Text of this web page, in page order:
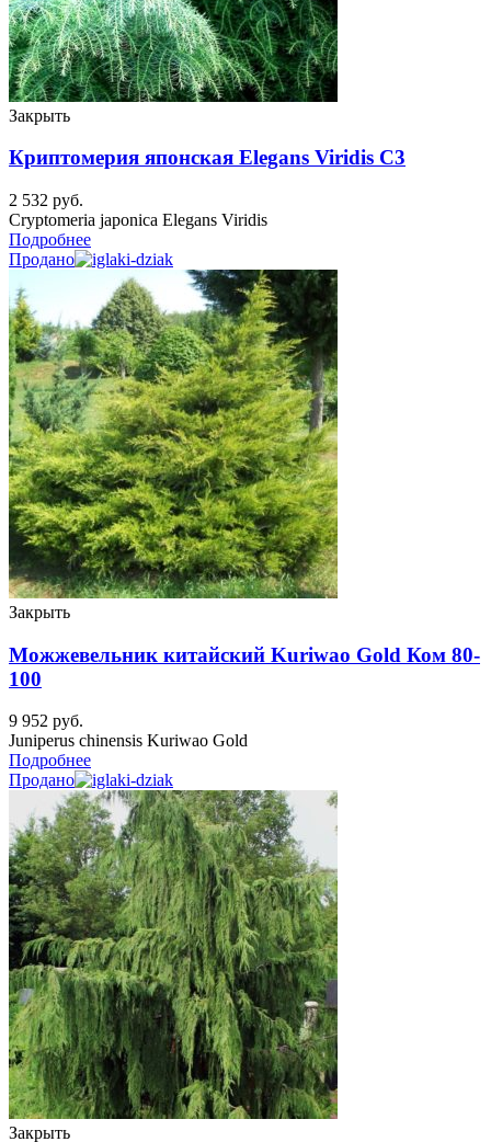
Закрыть
Криптомерия японская Elegans Viridis C3
2 532 руб.
Cryptomeria japonica Elegans Viridis
Подробнее
Продано
Закрыть
Можжевельник китайский Kuriwao Gold Ком 80-
100
9 952 руб.
Juniperus chinensis Kuriwao Gold
Подробнее
Продано
Закрыть